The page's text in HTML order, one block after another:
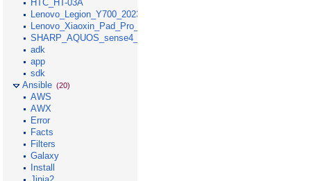
HTC_HT-03A
Lenovo_Legion_Y700_2023
Lenovo_Xiaoxin_Pad_Pro_GT_2025
SHARP_AQUOS_sense4_lite
adk
app
sdk
Ansible (20)
AWS
AWX
Error
Facts
Filters
Galaxy
Install